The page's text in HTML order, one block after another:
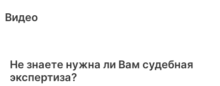
Видео
Не знаете нужна ли Вам судебная
экспертиза?